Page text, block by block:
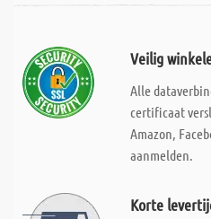
Veilig
Alle
certificaat
Amazon,
aanmelden.
Korte